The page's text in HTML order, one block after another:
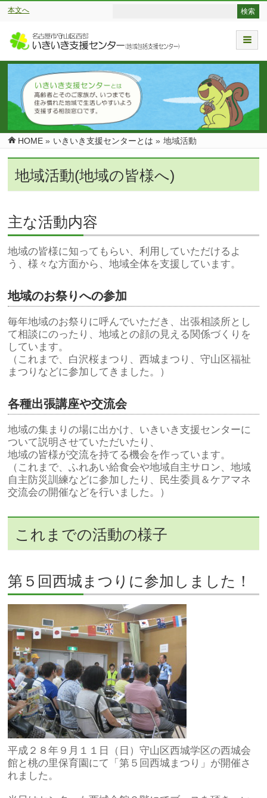
本文へ
HOME » いきいき支援センターとは » 地域活動
地域活動(地域の皆様へ)
主な活動内容
地域の皆様に知ってもらい、利用していただけるよ
う、様々な方面から、地域全体を支援しています。
地域のお祭りへの参加
毎年地域のお祭りに呼んでいただき、出張相談所とし
て相談にのったり、地域との顔の見える関係づくりを
しています。
（これまで、白沢桜まつり、西城まつり、守山区福祉
まつりなどに参加してきました。）
各種出張講座や交流会
地域の集まりの場に出かけ、いきいき支援センターに
ついて説明させていただいたり、
地域の皆様が交流を持てる機会を作っています。
（これまで、ふれあい給食会や地域自主サロン、地域
自主防災訓練などに参加したり、民生委員＆ケアマネ
交流会の開催などを行いました。）
これまでの活動の様子
第５回西城まつりに参加しました！
平成２８年９月１１日（日）守山区西城学区の西城会
館と桃の里保育園にて「第５回西城まつり」が開催さ
れました。